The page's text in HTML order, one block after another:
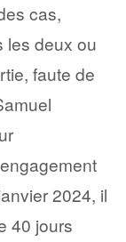
cas,
les deux ou
faute de
2024, il
40 jours